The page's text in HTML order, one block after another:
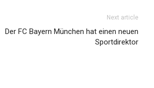
Next article
Der FC Bayern München hat einen neuen
Sportdirektor